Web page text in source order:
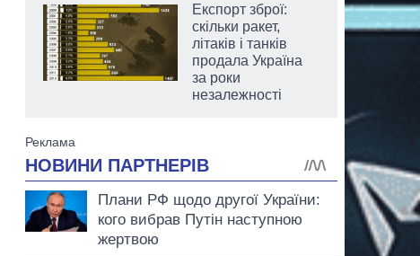
Експорт зброї:
скільки ракет,
літаків і танків
продала Україна
за роки
незалежності